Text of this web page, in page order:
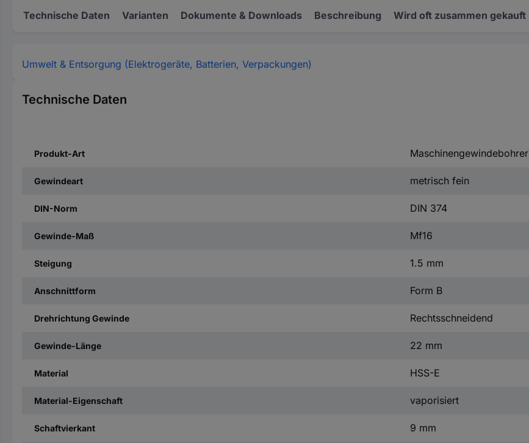
Technische Daten Varianten Dokumente & Downloads Beschreibung Wird oft zusammen gekauft
Umwelt & Entsorgung (Elektrogeräte, Batterien, Verpackungen)
Technische Daten
Produkt-Art Maschinengewindebohrer
Gewindeart metrisch fein
DIN-Norm DIN 374
Gewinde-Maß Mf16
Steigung 1.5 mm
Anschnittform Form B
Drehrichtung Gewinde Rechtsschneidend
Gewinde-Länge 22 mm
Material HSS-E
Material-Eigenschaft vaporisiert
Schaftvierkant 9 mm